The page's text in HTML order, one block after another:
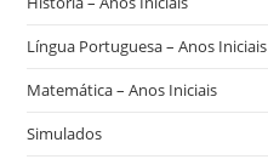
Língua Portuguesa – Anos Iniciais
Matemática – Anos Iniciais
Simulados